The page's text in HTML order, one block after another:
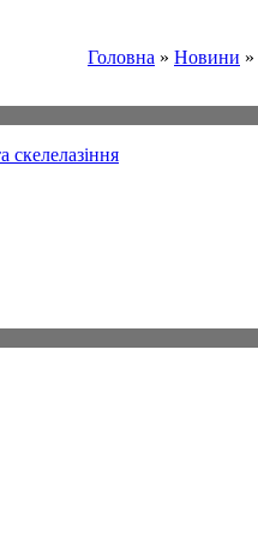
Головна » Новини »
скелелазіння